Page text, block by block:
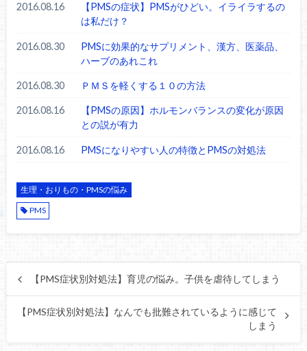
2016.08.16
【PMSの症状】PMSがひどい。イライラするの
は私だけ？
2016.08.30
PMSに効果的なサプリメント、漢方、医薬品、
ハーブのあれこれ
2016.08.30 ＰＭＳを軽くする１０の方法
2016.08.16
【PMSの原因】ホルモンバランスの変化が原因
との説が有力
2016.08.16 PMSになりやすい人の特徴とPMSの対処法
生理・おりもの・PMSの悩み
PMS
【PMS症状別対処法】育児の悩み。子供を虐待してしまう
【PMS症状別対処法】なんでも批難されているように感じて
しまう